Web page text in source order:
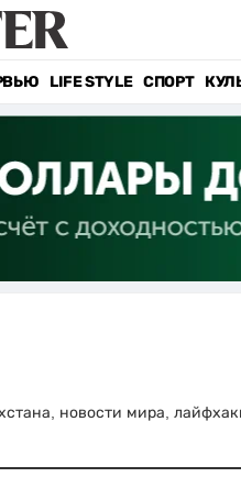
LIFE STYLE СПОРТ
новости мира,